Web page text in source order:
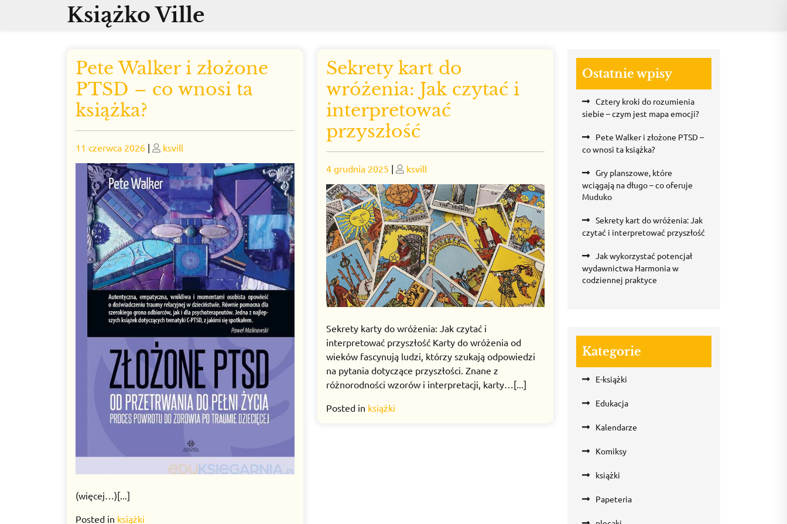
Książko Ville
Pete Walker i złożone
PTSD – co wnosi ta
książka?
Posted
on
11 czerwca 2026 | Posted
on
ksvill
(więcej…)[...]
Posted in książki
Sekrety kart do
wróżenia: Jak czytać i
interpretować
przyszłość
Posted
on
4 grudnia 2025 | Posted
on
ksvill
Sekrety karty do wróżenia: Jak czytać i
interpretować przyszłość Karty do wróżenia od
wieków fascynują ludzi, którzy szukają odpowiedzi
na pytania dotyczące przyszłości. Znane z
różnorodności wzorów i interpretacji, karty…[...]
Posted in książki
Ostatnie wpisy
Cztery kroki do rozumienia
siebie – czym jest mapa emocji?
Pete Walker i złożone PTSD –
co wnosi ta książka?
Gry planszowe, które
wciągają na długo – co oferuje
Muduko
Sekrety kart do wróżenia: Jak
czytać i interpretować przyszłość
Jak wykorzystać potencjał
wydawnictwa Harmonia w
codziennej praktyce
Kategorie
E-książki
Edukacja
Kalendarze
Komiksy
książki
Papeteria